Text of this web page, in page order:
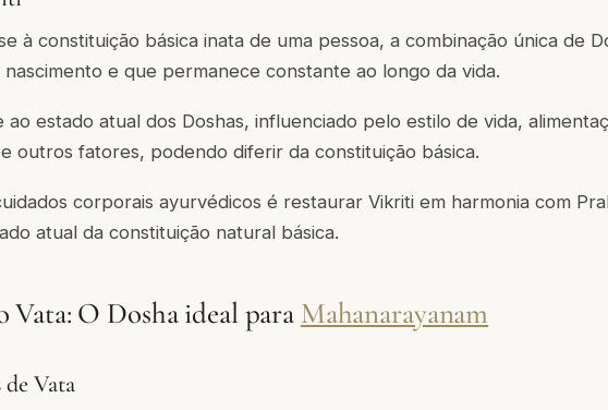
à constituição básica inata de uma pessoa, a combinação única de
e que permanece constante ao longo da vida.
ao estado atual dos Doshas, influenciado pelo estilo de vida,
outros fatores, podendo diferir da constituição básica.
corporais ayurvédicos é restaurar Vikriti em harmonia com
atual da constituição natural básica.
Vata: O Dosha ideal paraMahanarayanam
Vata